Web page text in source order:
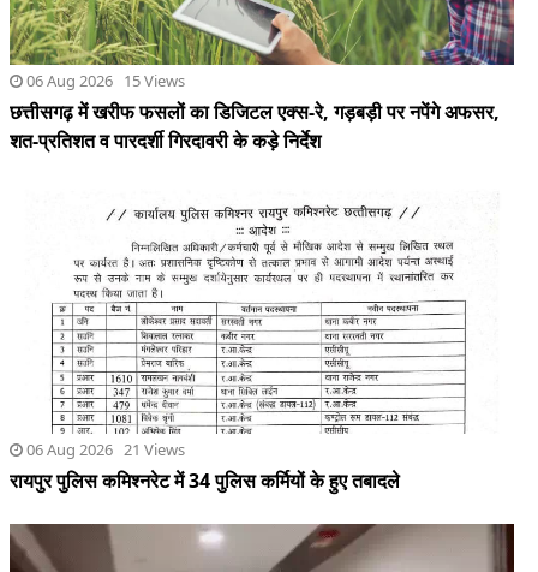
06 Aug 2026 21 Views
रायपुर पुलिस कमिश्नरेट में 34 पुलिस कर्मियों के हुए तबादले